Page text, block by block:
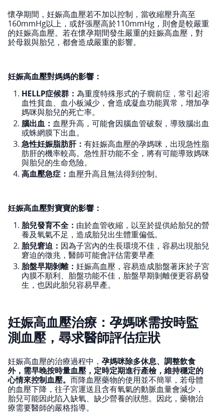
懷孕期間，妊娠高血壓若不加以控制，當收縮壓升高至
160mmHg以上，或舒張壓高於110mmHg，則會是較嚴重
的妊娠高血壓。若在懷孕期間發生嚴重的妊娠高血壓，對
於母親與胎兒，都會造成嚴重的影響。
妊娠高血壓對媽媽的影響：
HELLP症候群： 為重度特殊形式的子癇前症，常引起溶
血性貧血、血小板減少，會造成凝血功能異常，增加孕
媽咪與胎兒的死亡率。
腦出血： 血壓升高，可能會因腦血管破裂，導致腦出血
或蛛網膜下出血。
急性妊娠脂肪肝： 有妊娠高血壓的孕媽咪，出現急性脂
肪肝的機率較高。急性肝功能不全，將有可能導致媽咪
與胎兒的生命危險。
高血壓急症： 血壓升高且無法得到控制。
妊娠高血壓對寶寶的影響：
胎兒發育不全： 由於血管收縮，以至於提供給胎兒的營
養及氧氣不足，造成胎兒出生體重偏低。
胎兒窘迫： 因為子宮內的生長環境不佳，容易出現胎兒
窘迫的徵兆，醫師可能會評估需要早產
胎盤早期剝離： 妊娠高血壓，容易造成胎盤著床於子宮
內膜不順利、胎盤功能不佳，胎盤早期剝離便更容易發
生，也因此胎兒容易早產。
妊娠高血壓治療：孕媽咪需按時監
測血壓，尋求醫師評估症狀
妊娠高血壓的治療過程中， 孕媽咪除多休息、調整飲食
外，需早晚按時量血壓，定時定期進行產檢，維持穩定的
心情來控制血壓。 而降血壓藥物的使用並不簡單，若母體
的血壓下降，往子宮運送且含有氧氣的動脈血量會減少，
胎兒可能因此陷入缺氧、缺少營養的狀態。因此，藥物治
療需要醫師的嚴格指導。